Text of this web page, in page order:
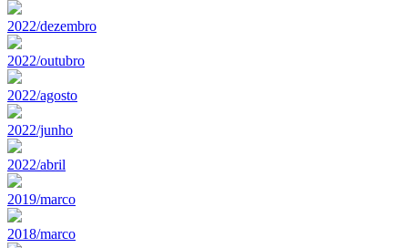
2022/dezembro
2022/outubro
2022/agosto
2022/junho
2022/abril
2019/marco
2018/marco